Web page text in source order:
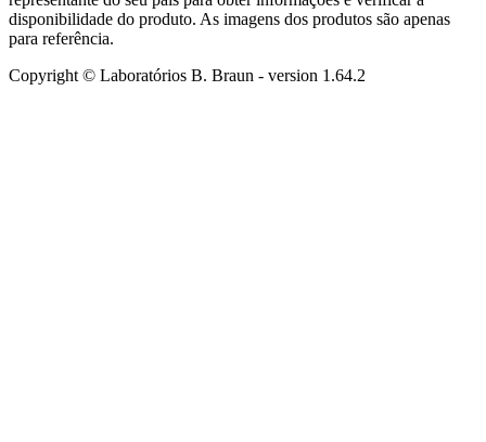
disponibilidade do produto. As imagens dos produtos são apenas
para referência.
Copyright © Laboratórios B. Braun - version 1.64.2